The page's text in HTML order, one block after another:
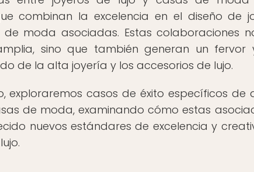
combinan la excelencia en el diseño de
moda asociadas. Estas colaboraciones
sino que también generan un
de la alta joyería y los accesorios de lujo.
exploraremos casos de éxito específicos de
de moda, examinando cómo estas
nuevos estándares de excelencia y